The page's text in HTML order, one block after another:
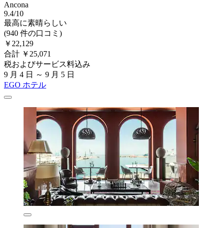
Ancona
9.4/10
最高に素晴らしい
(940 件の口コミ)
￥22,129
合計 ￥25,071
税およびサービス料込み
9 月 4 日 ～ 9 月 5 日
EGO ホテル